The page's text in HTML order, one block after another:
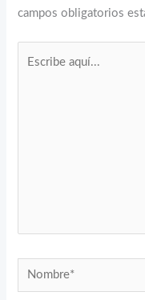
campos obligatorios
Nombre*